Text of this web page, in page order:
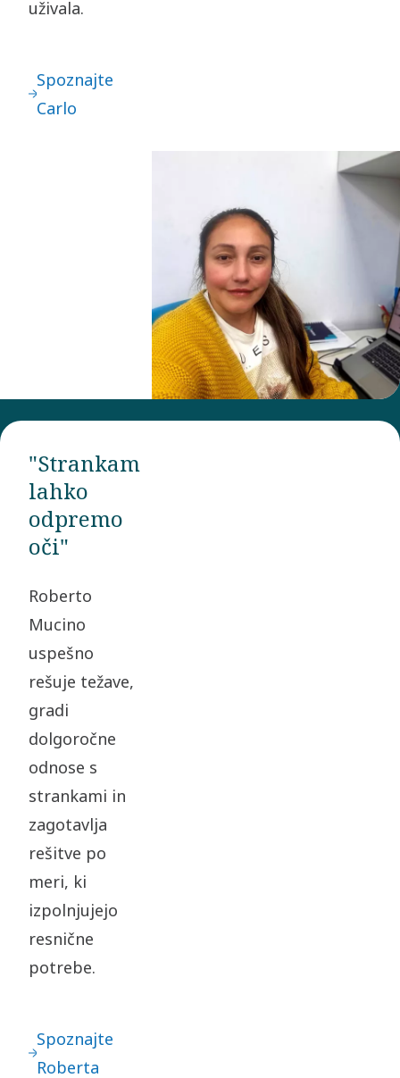
uživala.
Spoznajte
Carlo
"Strankam
lahko
odpremo
oči"
Roberto
Mucino
uspešno
rešuje težave,
gradi
dolgoročne
odnose s
strankami in
zagotavlja
rešitve po
meri, ki
izpolnjujejo
resnične
potrebe.
Spoznajte
Roberta